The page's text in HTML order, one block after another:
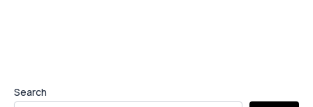
Search